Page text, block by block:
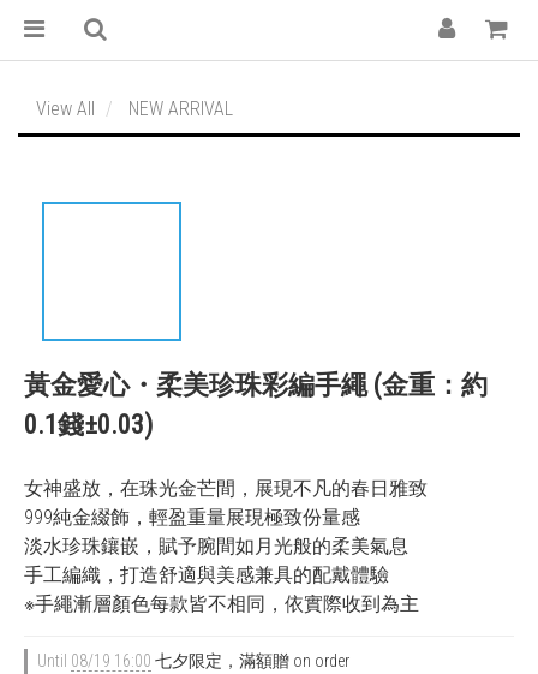
View All NEW ARRIVAL
黃金愛心・柔美珍珠彩編手繩 (金重：約
0.1錢±0.03)
女神盛放，在珠光金芒間，展現不凡的春日雅致
999純金綴飾，輕盈重量展現極致份量感
淡水珍珠鑲嵌，賦予腕間如月光般的柔美氣息
手工編織，打造舒適與美感兼具的配戴體驗
※手繩漸層顏色每款皆不相同，依實際收到為主
Until 08/19 16:00 七夕限定，滿額贈 on order